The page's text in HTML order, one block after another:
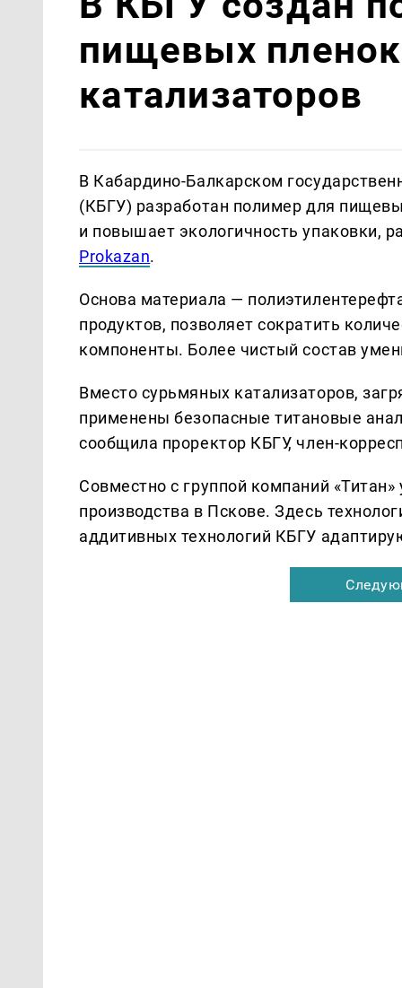
пищевых
катализаторов
В Кабардино-Балкарском
(КБГУ) разработан полимер для
и повышает экологичность упаковки,
Prokazan.
Основа материала —
продуктов, позволяет сократить
компоненты. Более чистый состав
Вместо сурьмяных катализаторов,
применены безопасные титановые
сообщила проректор КБГУ, член-
Совместно с группой компаний «Титан»
производства в Пскове. Здесь
аддитивных технологий КБГУ